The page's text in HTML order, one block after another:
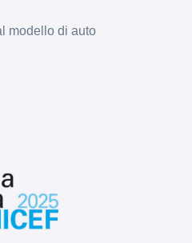
modello di auto